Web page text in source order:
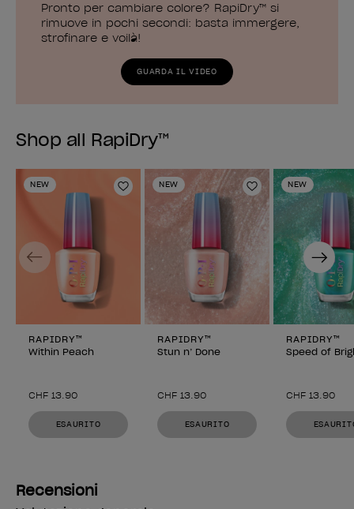
Pronto per cambiare colore? RapiDry™ si
rimuove in pochi secondi: basta immergere,
strofinare e voilà!
GUARDA IL VIDEO
Shop all RapiDry™
NEW
Aggiungi alla lista dei desideri
RAPIDRY™
Within Peach
CHF 13.90
ESAURITO
NEW
Aggiungi alla
RAPIDRY™
Stun n’ Done
CHF 13.90
ESAURITO
NEW
RAPIDRY™
Speed of
CHF 13.90
Previous Next